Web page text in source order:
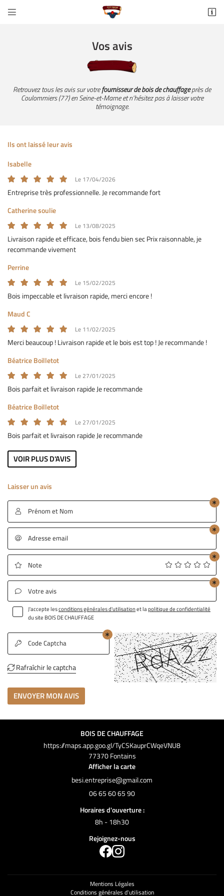

ACCUEIL
DE CHAUFFAGE
- ABATTAGE
ACTUALITÉS
AVIS
CONTACT

Rejoignez-
https://maps.app.goo.gl/TyCSKauprCWqeVNU8
Recopier le code ci-contre
En cochant cette case, vous consentez à recevoir nos propositions commerciales à
utilisant
le formulaire de désinscription.
Vos avis
Retrouvez tous les avis sur votrefournisseur de bois de chauffageprès de
Coulommiers (77) en Seine-et-Marne et n’hésitez pas à laisser votre
témoignage.
Ils ont laissé leur avis
Isabelle
Le 17/04/2026
Entreprise très professionnelle. Je recommande fort
Catherine soulie
Le 13/08/2025
Livraison rapide et efficace, bois fendu bien sec Prix raisonnable, je
recommande vivement
Perrine
Le 15/02/2025
Bois impeccable et livraison rapide, merci encore !
Maud C
Le 11/02/2025
Merci beaucoup ! Livraison rapide et le bois est top ! Je recommande !
Béatrice Boilletot
Le 27/01/2025
Bois parfait et livraison rapide Je recommande
Béatrice Boilletot
Le 27/01/2025
Bois parfait et livraison rapide Je recommande
VOIR PLUS D'AVIS
Laisser un avis
 Prénom et Nom
 Adresse email
 Note
 Votre avis
J'accepte lesconditions générales d'utilisationet lapolitique de confidentialité
du site BOIS DE CHAUFFAGE
 Code Captcha
 Rafraîchir le captcha
ENVOYER MON AVIS
BOIS DE CHAUFFAGE
https://maps.app.goo.gl/TyCSKauprCWqeVNU8
77370 Fontains
Afficher la carte
06 65 60 65 90
Horaires d'ouverture :
8h - 18h30
Rejoignez-nous
Mentions Légales
Conditions générales d'utilisation